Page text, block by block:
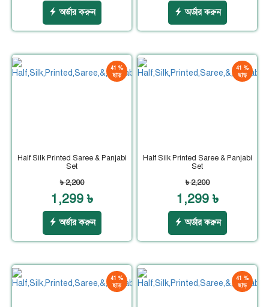
অর্ডার করুন অর্ডার করুন
41 %
ছাড়
Half Silk Printed Saree & Panjabi
Set
৳ 2,200
1,299 ৳
অর্ডার করুন
41 %
ছাড়
Half Silk Printed Saree & Panjabi
Set
৳ 2,200
1,299 ৳
অর্ডার করুন
41 %
ছাড়
41 %
ছাড়